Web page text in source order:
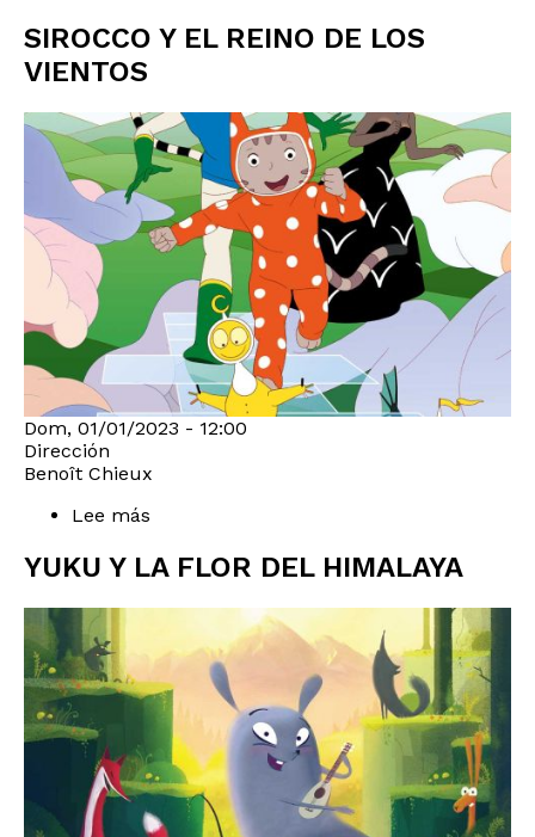
SIROCCO Y EL REINO DE LOS
VIENTOS
Dom, 01/01/2023 - 12:00
Dirección
Benoît Chieux
Lee más
Y
EL
REINO
LOS
VIENTOS
YUKU Y LA FLOR DEL HIMALAYA